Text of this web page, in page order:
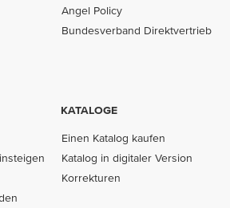
Angel Policy
Bundesverband Direktvertrieb
KATALOGE
Einen Katalog kaufen
Katalog in digitaler Version
Korrekturen